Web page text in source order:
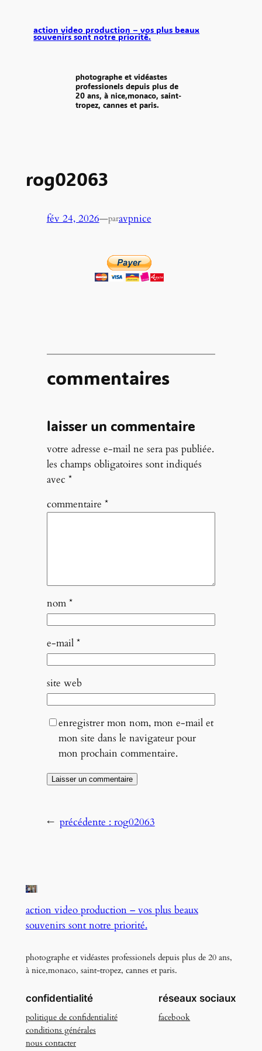
contenu
action video production – vos plus beaux
souvenirs sont notre priorité.
photographe et vidéastes
professionels depuis plus de
20 ans, à nice,monaco, saint-
tropez, cannes et paris.
rog02063
fév 24, 2026—paravpnice
commentaires
laisser un commentaire
votre adresse e-mail ne sera pas publiée.
les champs obligatoires sont indiqués
avec *
commentaire *
nom *
e-mail *
site web
enregistrer mon nom, mon e-mail et
mon site dans le navigateur pour
mon prochain commentaire.
← précédente : rog02063
action video production – vos plus beaux
souvenirs sont notre priorité.
photographe et vidéastes professionels depuis plus de 20 ans,
à nice,monaco, saint-tropez, cannes et paris.
confidentialité
politique de confidentialité
conditions générales
nous contacter
réseaux sociaux
facebook